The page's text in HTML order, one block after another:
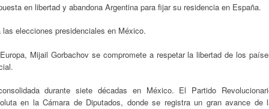
en libertad y abandona Argentina para fijar su residencia en España.
elecciones presidenciales en México.
Mijail Gorbachov se compromete a respetar la libertad de los
durante siete décadas en México. El Partido
en la Cámara de Diputados, donde se registra un gran avance de